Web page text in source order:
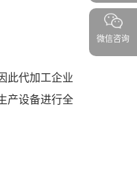
此代加工企业
产设备进行全
微信咨询